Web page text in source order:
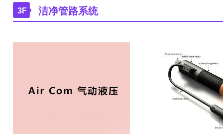
3F 洁净管路系统
￥0.00